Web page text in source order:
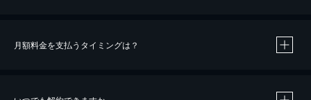
※40％ポイント還元の対象は、クレジットカード決済による作品の購入 / レンタルです。
月額料金を支払うタイミングは？